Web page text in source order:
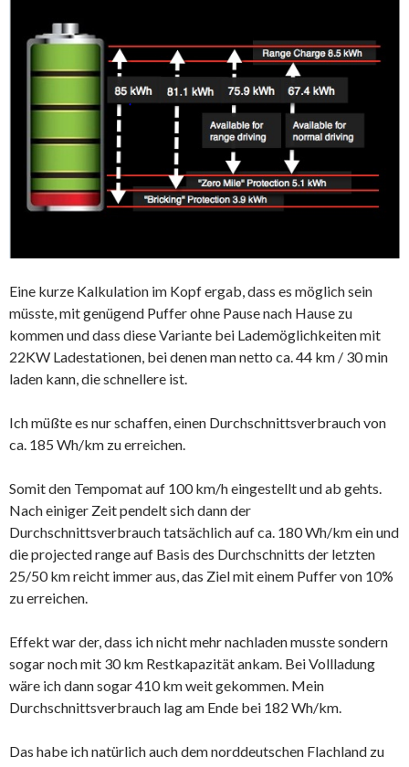
Eine kurze Kalkulation im Kopf ergab, dass es möglich sein
müsste, mit genügend Puffer ohne Pause nach Hause zu
kommen und dass diese Variante bei Lademöglichkeiten mit
22KW Ladestationen, bei denen man netto ca. 44 km / 30 min
laden kann, die schnellere ist.
Ich müßte es nur schaffen, einen Durchschnittsverbrauch von
ca. 185 Wh/km zu erreichen.
Somit den Tempomat auf 100 km/h eingestellt und ab gehts.
Nach einiger Zeit pendelt sich dann der
Durchschnittsverbrauch tatsächlich auf ca. 180 Wh/km ein und
die projected range auf Basis des Durchschnitts der letzten
25/50 km reicht immer aus, das Ziel mit einem Puffer von 10%
zu erreichen.
Effekt war der, dass ich nicht mehr nachladen musste sondern
sogar noch mit 30 km Restkapazität ankam. Bei Vollladung
wäre ich dann sogar 410 km weit gekommen. Mein
Durchschnittsverbrauch lag am Ende bei 182 Wh/km.
Das habe ich natürlich auch dem norddeutschen Flachland zu